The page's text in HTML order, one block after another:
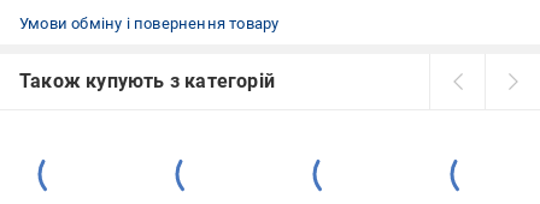
Умови обміну і повернення товару
Також купують з категорій